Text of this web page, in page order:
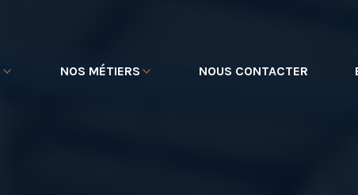
NOS MÉTIERS NOUS CONTACTER